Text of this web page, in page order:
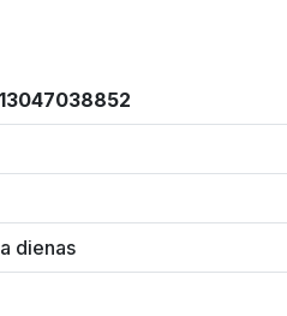
13047038852
dienas